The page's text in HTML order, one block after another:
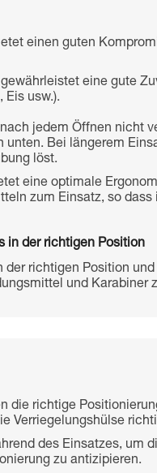
einen guten
eine gute
Eis usw.).
jedem Öffnen nicht
Bei längerem
löst.
eine optimale
zum Einsatz, so
in der richtigen Position
der richtigen Position
und Karabiner
die richtige
Verriegelungshülse
des Einsatzes, um
zu antizipieren.